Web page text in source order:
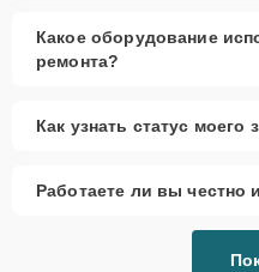
Какое оборудование
ремонта?
Как узнать статус моего
Работаете ли вы честно